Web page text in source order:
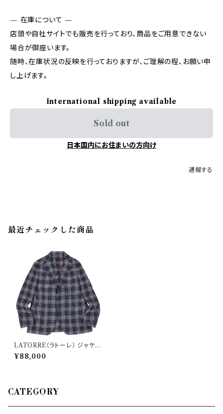
— 在庫について —
店頭や自社サイトでも販売を行っており、商品をご用意できない
場合が御座います。
随時、在庫状況の反映を行っておりますが、ご理解の程、お願い申
し上げます。
International shipping available
Sold out
日本国内にお住まいの方向け
通報する
最近チェックした商品
LATORRE（ラトーレ） ジャケッ
ト D84 34778
¥88,000
CATEGORY